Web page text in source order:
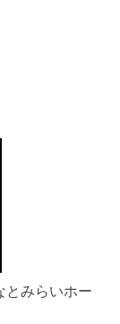
とみらいホー